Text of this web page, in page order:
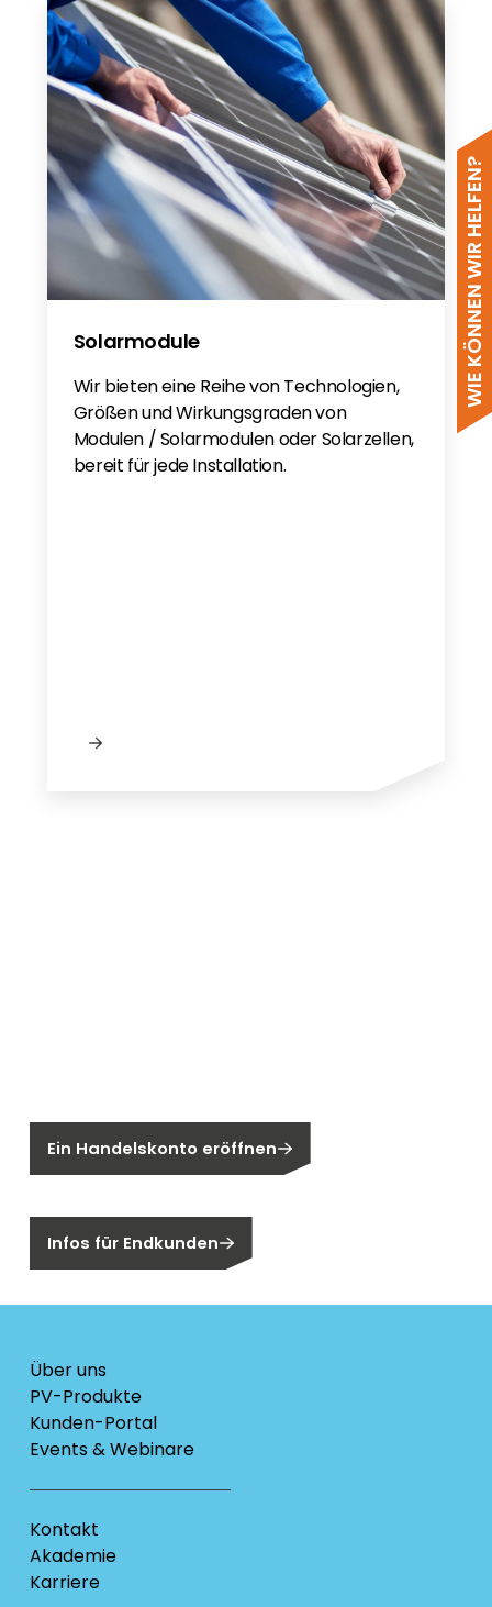
WIE KÖNNEN WIR HELFEN?
Solarmodule
Wir bieten eine Reihe von Technologien,
Größen und Wirkungsgraden von
Modulen / Solarmodulen oder Solarzellen,
bereit für jede Installation.
Ein Handelskonto eröffnen
Infos für Endkunden
Über uns
PV-Produkte
Kunden-Portal
Events & Webinare
Kontakt
Akademie
Karriere